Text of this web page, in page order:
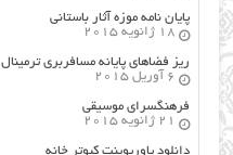
پایان نامه موزه آثار باستانی
18 ژانویه 2015
ریز فضاهای پایانه مسافربری ترمینال
6 آوریل 2015
فرهنگسراي موسيقي
21 ژانویه 2015
دانلود پاورپوینت کبوتر خانه